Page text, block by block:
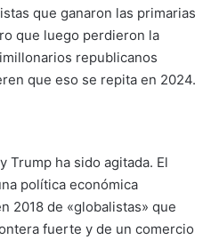
que ganaron las primarias
que luego perdieron la
republicanos
que eso se repita en 2024.
Trump ha sido agitada. El
política económica
2018 de «globalistas» que
fuerte y de un comercio